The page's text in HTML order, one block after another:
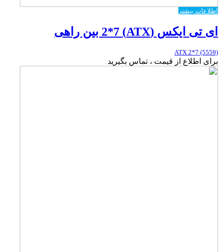
اطلاعات بیشتر
ای تی ایکس (ATX) 2*7 بین راهی
ATX 2*7 (5559)
برای اطلاع از قیمت ، تماس بگیرید